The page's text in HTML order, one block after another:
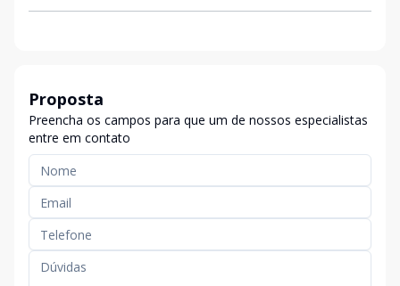
Proposta
Preencha os campos para que um de nossos especialistas
entre em contato